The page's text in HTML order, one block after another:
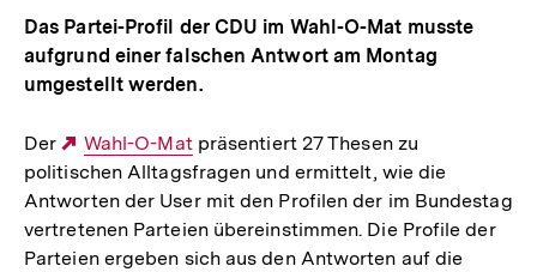
Das Partei-Profil der CDU im Wahl-O-Mat musste
aufgrund einer falschen Antwort am Montag
umgestellt werden.
Der
Externer
Link:
Wahl-O-Matpräsentiert 27 Thesen zu
politischen Alltagsfragen und ermittelt, wie die
Antworten der User mit den Profilen der im Bundestag
vertretenen Parteien übereinstimmen. Die Profile der
Parteien ergeben sich aus den Antworten auf die